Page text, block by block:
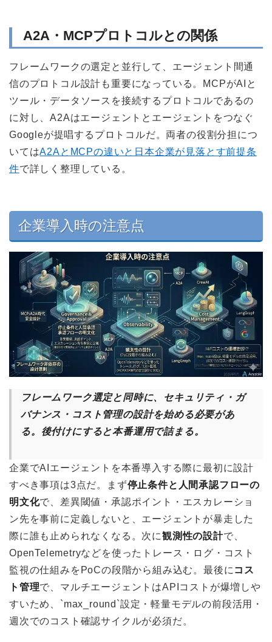
A2A・MCPプロトコルとの関係
フレームワークの選定と並行して、エージェント間通
信のプロトコル設計も重要になっている。MCPがAIと
ツール・データソースを接続するプロトコルであるの
に対し、A2Aはエージェントとエージェントをつなぐ
Googleが提唱するプロトコルだ。両者の役割分担につ
いてはA2AとMCPの違いと日本企業が見落とす前提条
件で詳しく整理している。
企業導入時の注意点
フレームワーク選定と同時に、セキュリティ・ガ
バナンス・コスト管理の設計を始める必要があ
る。後付けにすると本番運用で詰まる。
企業でAIエージェントを本番導入する際に最初に設計
すべき事項は3点だ。まず停止条件と人間承認フローの
明文化で、差異閾値・承認ポイント・エスカレーショ
ン先を事前に定義しないと、エージェントが暴走した
際に誰も止められなくなる。次に観測性の設計で、
OpenTelemetryなどを使ったトレース・ログ・コスト
監視の仕組みをPoCの段階から組み込む。最後にコス
ト管理で、マルチエージェントはAPIコストが爆増しや
すいため、`max_round`設定・軽量モデルの前段活用・
週次でのコスト確認サイクルが必須だ。